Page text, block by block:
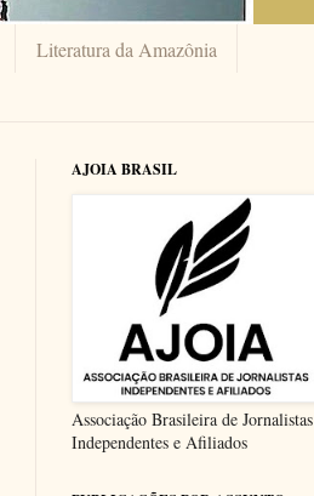
Literatura da Amazônia
AJOIA BRASIL
Associação Brasileira de Jornalistas
Independentes e Afiliados